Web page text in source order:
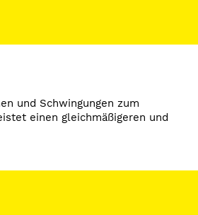
und Schwingungen zum
einen gleichmäßigeren und